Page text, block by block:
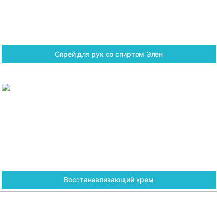
Спрей для рук со спиртом Элен
Восстанавливающий крем